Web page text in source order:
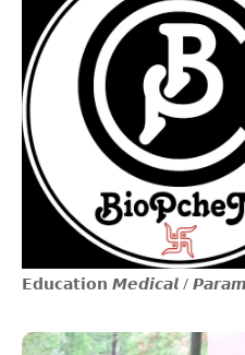
𝗘𝗱𝘂𝗰𝗮𝘁𝗶𝗼𝗻 𝙈𝙚𝙙𝙞𝙘𝙖𝙡 /